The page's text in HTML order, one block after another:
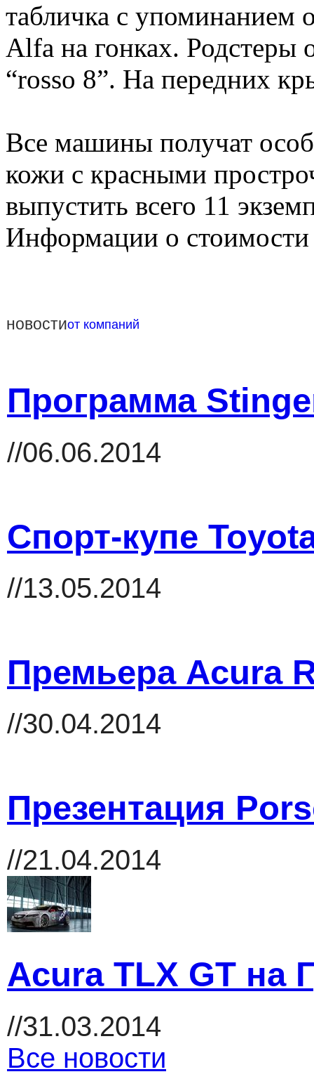
табличка с упоминанием
Alfa на гонках. Родстеры
“rosso 8”. На передних
Все машины получат
кожи с красными
выпустить всего 11
Информации о
новостиот компаний
Программа
//06.06.2014
Cпорт-купе
//13.05.2014
Премьера Acura
//30.04.2014
Презентация
//21.04.2014
Acura TLX GT на
//31.03.2014
Все новости